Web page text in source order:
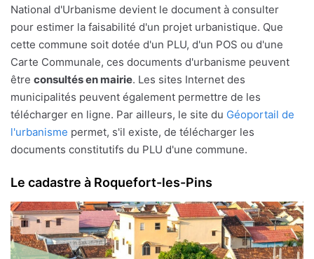
National d'Urbanisme devient le document à consulter
pour estimer la faisabilité d'un projet urbanistique. Que
cette commune soit dotée d'un PLU, d'un POS ou d'une
Carte Communale, ces documents d'urbanisme peuvent
être consultés en mairie. Les sites Internet des
municipalités peuvent également permettre de les
télécharger en ligne. Par ailleurs, le site du Géoportail de
l'urbanisme permet, s'il existe, de télécharger les
documents constitutifs du PLU d'une commune.
Le cadastre à Roquefort-les-Pins